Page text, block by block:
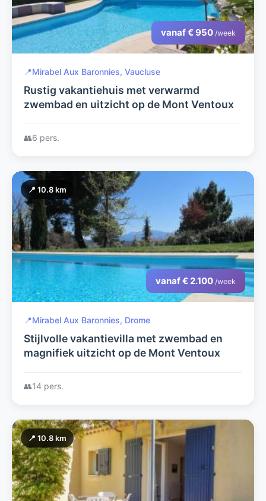
vanaf € 950 /week
📍Mirabel Aux Baronnies, Vaucluse
Rustig vakantiehuis met verwarmd
zwembad en uitzicht op de Mont Ventoux
👥6 pers.
📍 10.8 km
vanaf € 2.100 /week
📍Mirabel Aux Baronnies, Drome
Stijlvolle vakantievilla met zwembad en
magnifiek uitzicht op de Mont Ventoux
👥14 pers.
📍 10.8 km